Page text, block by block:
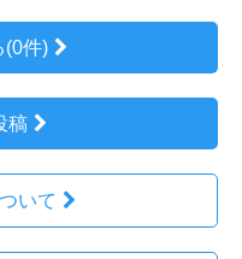
(0件)
稿
いて